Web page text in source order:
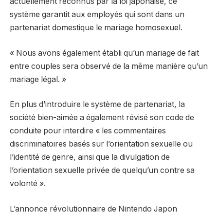
système garantit aux employés qui sont dans un
partenariat domestique le mariage homosexuel.
« Nous avons également établi qu’un mariage de fait
entre couples sera observé de la même manière qu’un
mariage légal. »
En plus d’introduire le système de partenariat, la
société bien-aimée a également révisé son code de
conduite pour interdire « les commentaires
discriminatoires basés sur l’orientation sexuelle ou
l’identité de genre, ainsi que la divulgation de
l’orientation sexuelle privée de quelqu’un contre sa
volonté ».
L’annonce révolutionnaire de Nintendo Japon